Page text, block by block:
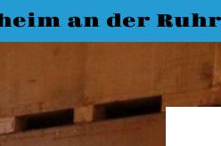
an der Ruhr